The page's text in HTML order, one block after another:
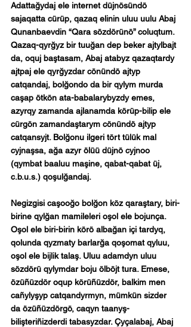
Adattağydaj ele internet düjnösündö
sajaqatta cürüp, qazaq elinin uluu uulu Abaj
Qunanbaevdin “Qara sözdörünö” coluqtum.
Qazaq-qyrğyz bir tuuğan dep beker ajtylbajt
da, oquj baştasam, Abaj atabyz qazaqtardy
ajtpaj ele qyrğyzdar cönündö ajtyp
catqandaj, bolğondo da bir qylym murda
caşap ötkön ata-babalarybyzdy emes,
azyrqy zamanda ajlanamda körüp-bilip ele
cürgön zamandaştarym cönündö ajtyp
catqansyjt. Bolğonu ilgeri tört tülük mal
cyjnaşsa, ağa azyr ölüü düjnö cyjnoo
(qymbat baaluu maşine, qabat-qabat üj,
c.b.u.s.) qoşulğandaj.
Negizgisi caşooğo bolğon köz qaraştary, biri-
birine qylğan mamileleri oşol ele bojunça.
Oşol ele biri-birin körö albağan içi tardyq,
qolunda qyzmaty barlarğa qoşomat qyluu,
oşol ele bijlik talaş. Uluu adamdyn uluu
sözdörü qylymdar boju ölböjt tura. Emese,
özüñüzdör oqup körüñüzdör, balkim men
cañylyşyp catqandyrmyn, mümkün sizder
da özüñüzdörgö, caqyn taanyş-
bilişteriñizderdi tabasyzdar. Çyçalabaj, Abaj